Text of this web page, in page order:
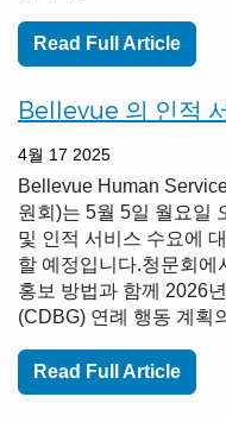
Read Full Article
Bellevue 의 인적
4월 17 2025
Bellevue Human
원회)는 5월 5일 월요일
및 인적 서비스 수요에
할 예정입니다.청문회에
홍보 방법과 함께 2026
(CDBG) 연례 행동 계획
Read Full Article